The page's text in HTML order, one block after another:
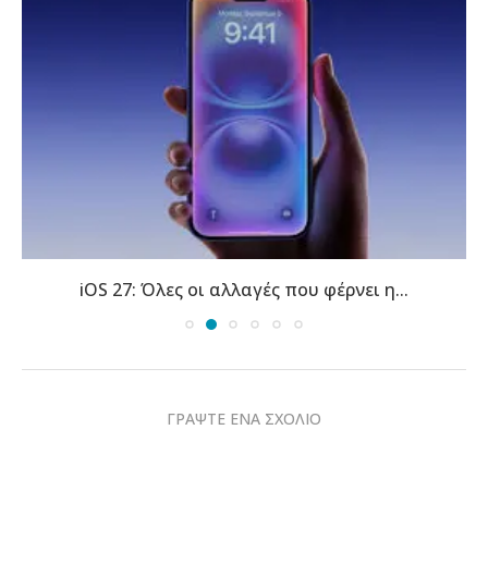
iOS 27: Όλες οι αλλαγές που φέρνει η...
ΓΡΑΨΤΕ ΕΝΑ ΣΧΟΛΙΟ